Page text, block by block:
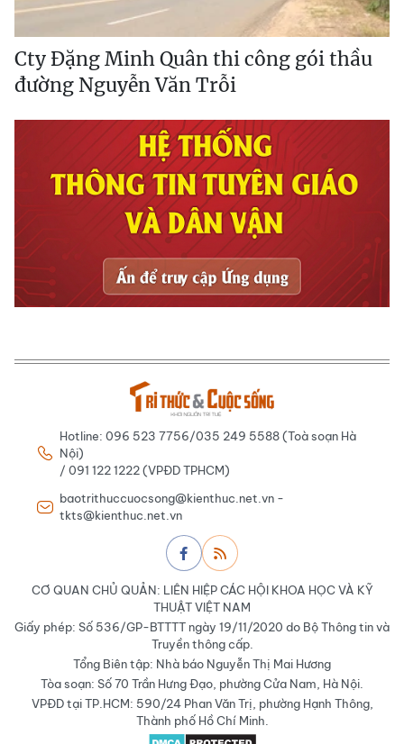
Cty Đặng Minh Quân thi công gói thầu
đường Nguyễn Văn Trỗi
Hotline: 096 523 7756/035 249 5588 (Toà soạn Hà
Nội)
/ 091 122 1222 (VPĐD TPHCM)
baotrithuccuocsong@kienthuc.net.vn -
tkts@kienthuc.net.vn
CƠ QUAN CHỦ QUẢN: LIÊN HIỆP CÁC HỘI KHOA HỌC VÀ KỸ
THUẬT VIỆT NAM
Giấy phép: Số 536/GP-BTTTT ngày 19/11/2020 do Bộ Thông tin và
Truyền thông cấp.
Tổng Biên tập: Nhà báo Nguyễn Thị Mai Hương
Tòa soạn: Số 70 Trần Hưng Đạo, phường Cửa Nam, Hà Nội.
VPĐD tại TP.HCM: 590/24 Phan Văn Trị, phường Hạnh Thông,
Thành phố Hồ Chí Minh.